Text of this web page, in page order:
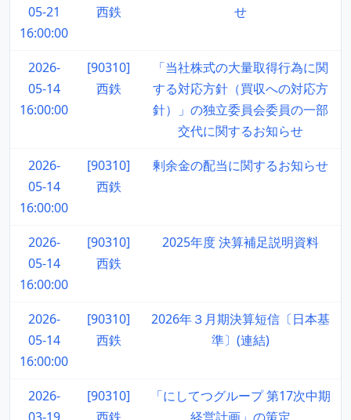
05-21
16:00:00
西鉄
せ
2026-
05-14
16:00:00
[90310]
西鉄
「当社株式の大量取得行為に関
する対応方針（買収への対応方
針）」の独立委員会委員の一部
交代に関するお知らせ
2026-
05-14
16:00:00
[90310]
西鉄
剰余金の配当に関するお知らせ
2026-
05-14
16:00:00
[90310]
西鉄
2025年度 決算補足説明資料
2026-
05-14
16:00:00
[90310]
西鉄
2026年３月期決算短信〔日本基
準〕(連結)
2026-
[90310]
「にしてつグループ 第17次中期